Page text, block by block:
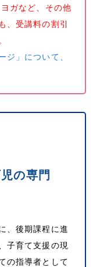
ガなど、その他
、受講料の割引
ジ」について、
の専門
、後期課程に進
子育て支援の現
の指導者として